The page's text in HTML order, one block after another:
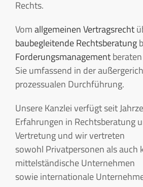
Rechts.
Vomallgemeinen Vertragsrecht
baubegleitende Rechtsberatung
Forderungsmanagement
Sie umfassend in der
prozessualen Durchführung.
Unsere Kanzlei verfügt seit
Erfahrungen in Rechtsberatung
Vertretung und wir vertreten
sowohl Privatpersonen als auch
mittelständische Unternehmen
sowie internationale